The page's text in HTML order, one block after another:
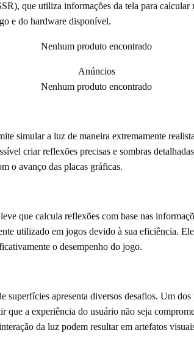
que utiliza informações da tela para calcular
e do hardware disponível.
Nenhum produto encontrado
Anúncios
Nenhum produto encontrado
simular a luz de maneira extremamente
criar reflexões precisas e sombras
o avanço das placas gráficas.
que calcula reflexões com base nas
utilizado em jogos devido à sua eficiência.
o desempenho do jogo.
superfícies apresenta diversos desafios. Um
que a experiência do usuário não seja
da luz podem resultar em artefatos